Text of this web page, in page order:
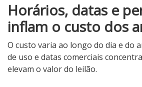
Horários, datas e
inflam o custo dos
O custo varia ao longo do dia e do
de uso e datas comerciais
elevam o valor do leilão.